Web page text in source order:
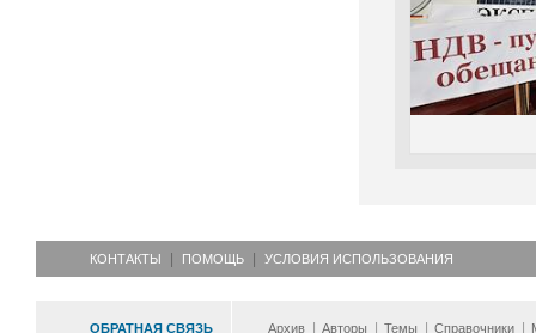
КОНТАКТЫ ПОМОЩЬ УСЛОВИЯ ИСПОЛЬЗОВАНИЯ
ОБРАТНАЯ СВЯЗЬ Архив Авторы Темы Справочники